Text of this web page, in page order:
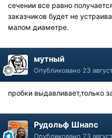
сечении все равно
заказчиков будет не
малом диаметре.
мутный
Опубликовано 23
пробки выдавливает,только
Рудольф Шнапс
Опубликовано 23